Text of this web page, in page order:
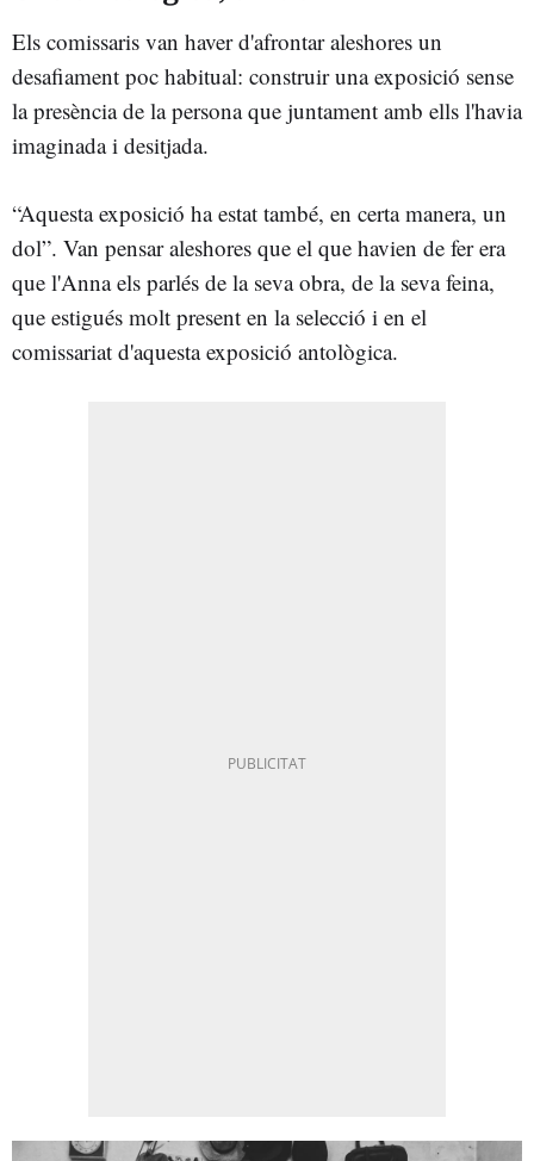
Els comissaris van haver d'afrontar aleshores un
desafiament poc habitual: construir una exposició sense
la presència de la persona que juntament amb ells l'havia
imaginada i desitjada.
“Aquesta exposició ha estat també, en certa manera, un
dol”. Van pensar aleshores que el que havien de fer era
que l'Anna els parlés de la seva obra, de la seva feina,
que estigués molt present en la selecció i en el
comissariat d'aquesta exposició antològica.